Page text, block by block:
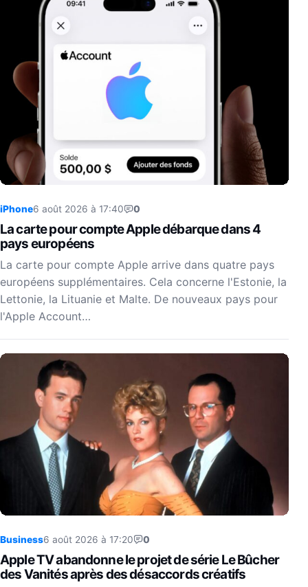
iPhone6 août 2026 à 17:40 0
La carte pour compte Apple débarque dans 4
pays européens
La carte pour compte Apple arrive dans quatre pays
européens supplémentaires. Cela concerne l'Estonie, la
Lettonie, la Lituanie et Malte. De nouveaux pays pour
l'Apple Account…
Business6 août 2026 à 17:20 0
Apple TV abandonne le projet de série Le Bûcher
des Vanités après des désaccords créatifs